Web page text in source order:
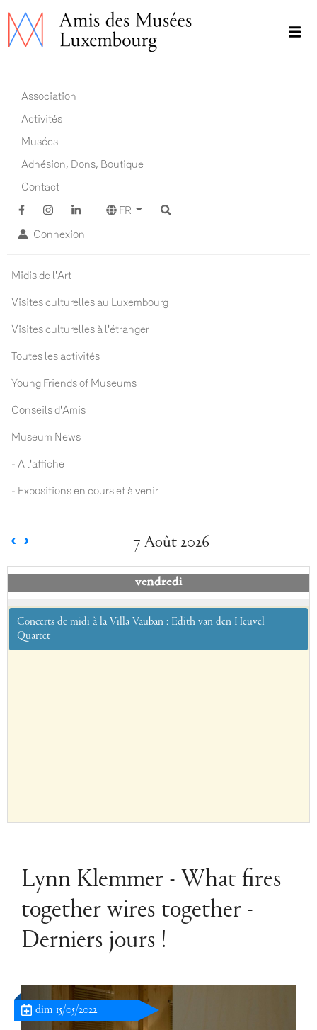
Aller
au
Main navigation FR
Association
Activités
Musées
Adhésion, Dons, Boutique
Contact
FR
Connexion
Actualités ADM
Midis de l'Art
Visites culturelles au Luxembourg
Visites culturelles à l'étranger
Toutes les activités
Young Friends of Museums
Conseils d'Amis
Museum News
- A l'affiche
- Expositions en cours et à venir
7 Août 2026
vendredi
Concerts de midi à la Villa Vauban : Edith van den Heuvel
Quartet
Lynn Klemmer - What fires
together wires together -
Derniers jours !
dim 15/05/2022